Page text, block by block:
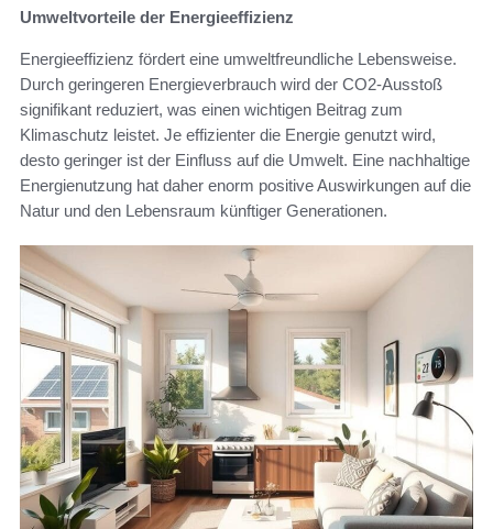
Umweltvorteile der Energieeffizienz
Energieeffizienz fördert eine umweltfreundliche Lebensweise.
Durch geringeren Energieverbrauch wird der CO2-Ausstoß
signifikant reduziert, was einen wichtigen Beitrag zum
Klimaschutz leistet. Je effizienter die Energie genutzt wird,
desto geringer ist der Einfluss auf die Umwelt. Eine nachhaltige
Energienutzung hat daher enorm positive Auswirkungen auf die
Natur und den Lebensraum künftiger Generationen.